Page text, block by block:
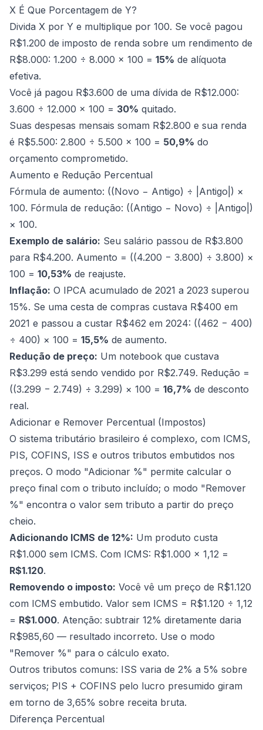
X É Que Porcentagem de Y?
Divida X por Y e multiplique por 100. Se você pagou
R$1.200 de imposto de renda sobre um rendimento de
R$8.000: 1.200 ÷ 8.000 × 100 = 15% de alíquota
efetiva.
Você já pagou R$3.600 de uma dívida de R$12.000:
3.600 ÷ 12.000 × 100 = 30% quitado.
Suas despesas mensais somam R$2.800 e sua renda
é R$5.500: 2.800 ÷ 5.500 × 100 = 50,9% do
orçamento comprometido.
Aumento e Redução Percentual
Fórmula de aumento: ((Novo − Antigo) ÷ |Antigo|) ×
100. Fórmula de redução: ((Antigo − Novo) ÷ |Antigo|)
× 100.
Exemplo de salário: Seu salário passou de R$3.800
para R$4.200. Aumento = ((4.200 − 3.800) ÷ 3.800) ×
100 = 10,53% de reajuste.
Inflação: O IPCA acumulado de 2021 a 2023 superou
15%. Se uma cesta de compras custava R$400 em
2021 e passou a custar R$462 em 2024: ((462 − 400)
÷ 400) × 100 = 15,5% de aumento.
Redução de preço: Um notebook que custava
R$3.299 está sendo vendido por R$2.749. Redução =
((3.299 − 2.749) ÷ 3.299) × 100 = 16,7% de desconto
real.
Adicionar e Remover Percentual (Impostos)
O sistema tributário brasileiro é complexo, com ICMS,
PIS, COFINS, ISS e outros tributos embutidos nos
preços. O modo "Adicionar %" permite calcular o
preço final com o tributo incluído; o modo "Remover
%" encontra o valor sem tributo a partir do preço
cheio.
Adicionando ICMS de 12%: Um produto custa
R$1.000 sem ICMS. Com ICMS: R$1.000 × 1,12 =
R$1.120.
Removendo o imposto: Você vê um preço de R$1.120
com ICMS embutido. Valor sem ICMS = R$1.120 ÷ 1,12
= R$1.000. Atenção: subtrair 12% diretamente daria
R$985,60 — resultado incorreto. Use o modo
"Remover %" para o cálculo exato.
Outros tributos comuns: ISS varia de 2% a 5% sobre
serviços; PIS + COFINS pelo lucro presumido giram
em torno de 3,65% sobre receita bruta.
Diferença Percentual